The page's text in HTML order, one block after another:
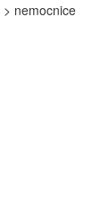
> nemocnice